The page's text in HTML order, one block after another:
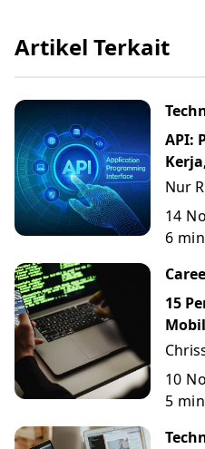
Artikel Terkait
API:
Nur
14
6
15
10
5